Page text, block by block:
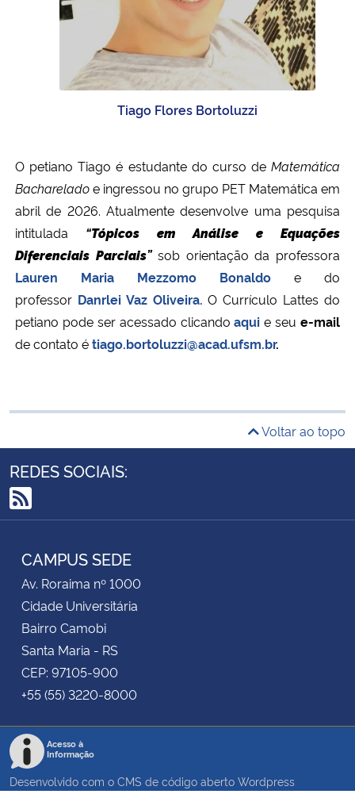
Tiago Flores Bortoluzzi
O petiano Tiago é estudante do curso de Matemática
Bachareladoe ingressou no grupo PET Matemática em
abril de 2026. Atualmente desenvolve uma pesquisa
intitulada “Tópicos em Análise e Equações
Diferenciais Parciais”sob orientação da professora
Lauren Maria Mezzomo Bonaldo e do
professor Danrlei Vaz Oliveira. O Currículo Lattes do
petiano pode ser acessado clicandoaqui eseu e-mail
de contato étiago.bortoluzzi@acad.ufsm.br.
Voltar ao topo
REDES SOCIAIS:
RSS
CAMPUS SEDE
Av. Roraima nº 1000
Cidade Universitária
Bairro Camobi
Santa Maria - RS
CEP: 97105-900
+55 (55) 3220-8000
Acesso à
Informação
Desenvolvido com o CMS de código aberto Wordpress